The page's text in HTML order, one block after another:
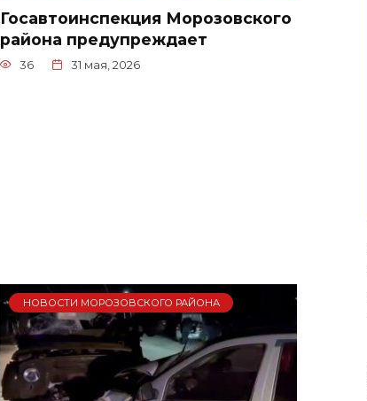
Госавтоинспекция Морозовского
района предупреждает
36 31 мая, 2026
НОВОСТИ МОРОЗОВСКОГО РАЙОНА